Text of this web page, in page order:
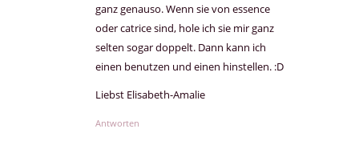
ganz genauso. Wenn sie von essence
oder catrice sind, hole ich sie mir ganz
selten sogar doppelt. Dann kann ich
einen benutzen und einen hinstellen. :D
Liebst Elisabeth-Amalie
Antworten